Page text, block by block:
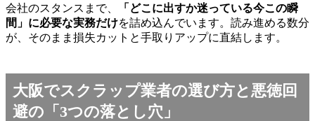
会社のスタンスまで、
「どこに出すか迷っている今この瞬
間」に必要な実務だけを詰め込んでいます。読み進める数分
が、そのまま損失カットと手取りアップに直結します。
大阪でスクラップ業者の選び方と悪徳回
避の「3つの落とし穴」